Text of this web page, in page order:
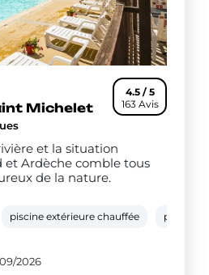
4.5 / 5
163 Avis
Michelet
et la situation
et Ardèche comble tous
de la nature.
piscine extérieure chauffée
2026